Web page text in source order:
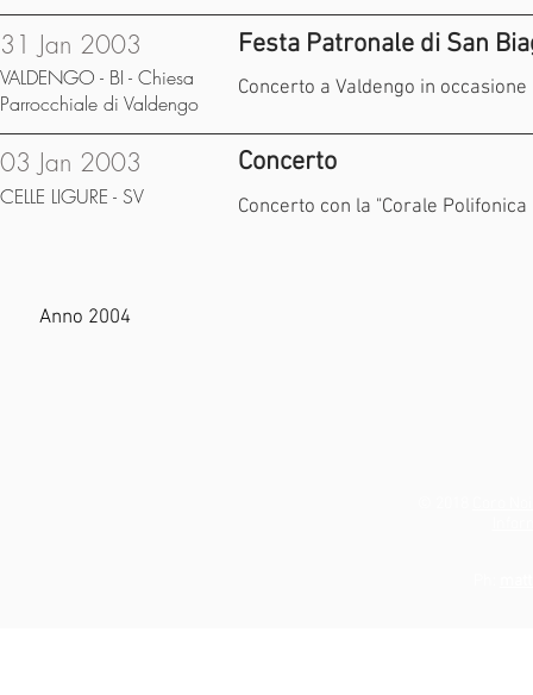
31 Jan 2003
VALDENGO - BI - Chiesa
Parrocchiale di Valdengo
Festa Patronale di San
Concerto a Valdengo in
03 Jan 2003
CELLE LIGURE - SV
Concerto
Concerto con la "Corale Polifonica
Anno 2004